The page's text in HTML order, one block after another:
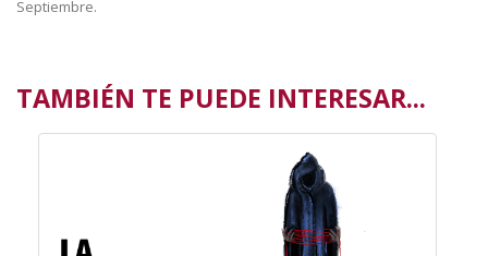
Septiembre.
TAMBIÉN TE PUEDE INTERESAR...